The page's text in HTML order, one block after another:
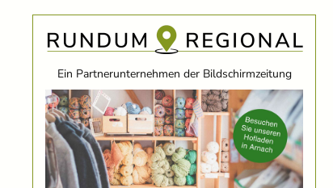
Ein Partnerunternehmen der Bildschirmzeitung